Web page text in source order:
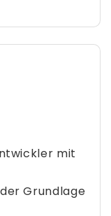
mit
Grundlage